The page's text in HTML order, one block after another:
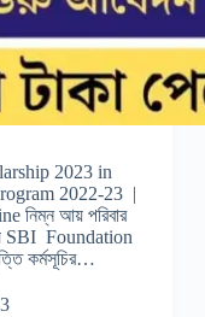
2023 in
2022-23 |
নিম্ন আয় পরিবার
SBI Foundation
কর্মসূচির…